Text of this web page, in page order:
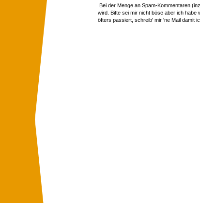
Bei der Menge an Spam-Kommentaren
wird. Bitte sei mir nicht böse aber ich
öfters passiert, schreib' mir 'ne Mail damit